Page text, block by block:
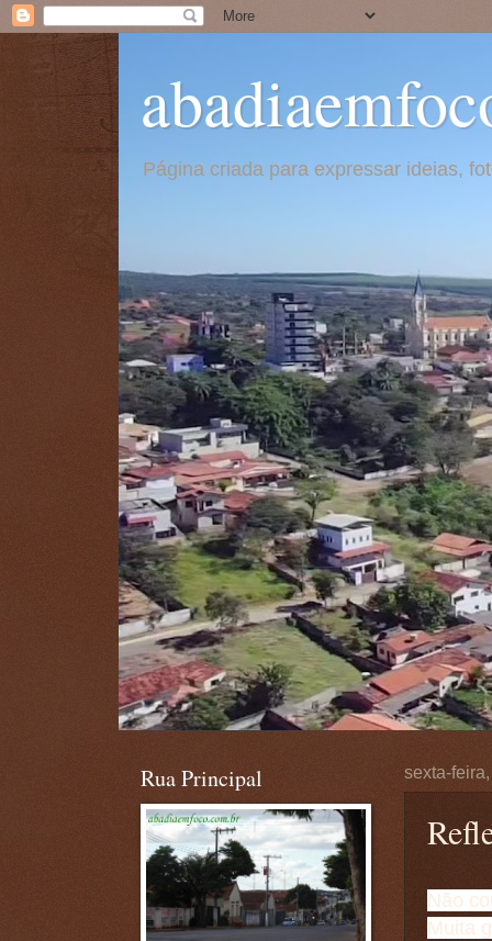
Página criada para expressar ideias,
sexta-
Não
Muita
Rua Principal